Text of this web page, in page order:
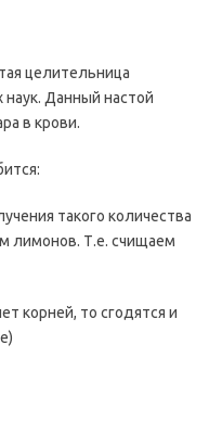
целительница
Данный настой
в крови.
такого количества
лимонов. Т.е. счищаем
корней, то сгодятся и